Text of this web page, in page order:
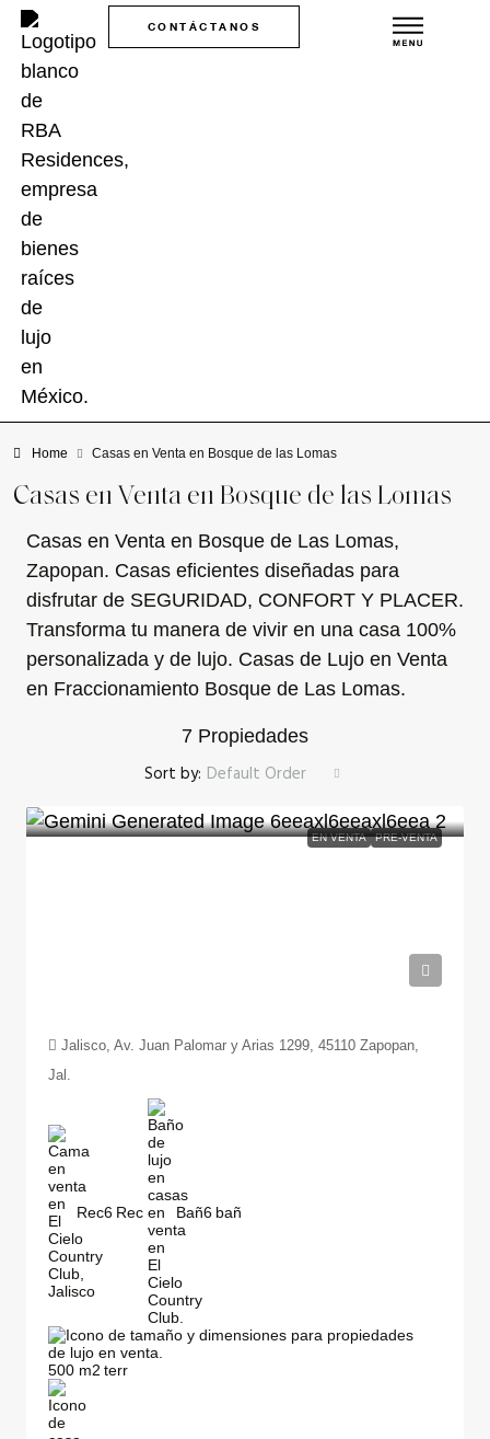
CONTÁCTANOS
Home Casas en Venta en Bosque de las Lomas
Casas en Venta en Bosque de las Lomas
Casas en Venta en Bosque de Las Lomas,
Zapopan. Casas eficientes diseñadas para
disfrutar de SEGURIDAD, CONFORT Y PLACER.
Transforma tu manera de vivir en una casa 100%
personalizada y de lujo. Casas de Lujo en Venta
en Fraccionamiento Bosque de Las Lomas.
7 Propiedades
Sort by: Default Order
EN VENTA PRE-VENTA
Jalisco, Av. Juan Palomar y Arias 1299, 45110 Zapopan,
Jal.
Rec6 Bañ6
500 m2